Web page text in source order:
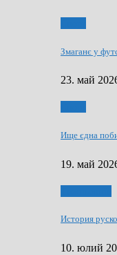
Змаганє у
23. май
Ище єдна
19. май
История
10. юлий